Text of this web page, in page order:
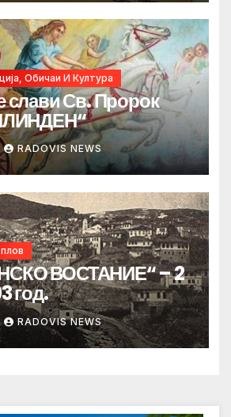
Обичаи И Култура
слави Св. Пророк
RADOVIS NEWS
ВОСТАНИЕ“ – 2
год.
RADOVIS NEWS